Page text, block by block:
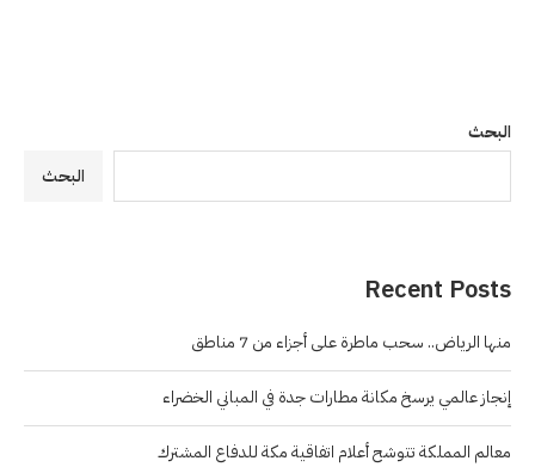
البحث
البحث
Recent Posts
منها الرياض.. سحب ماطرة على أجزاء من 7 مناطق
إنجاز عالمي يرسخ مكانة مطارات جدة في المباني الخضراء
معالم المملكة تتوشح أعلام اتفاقية مكة للدفاع المشترك